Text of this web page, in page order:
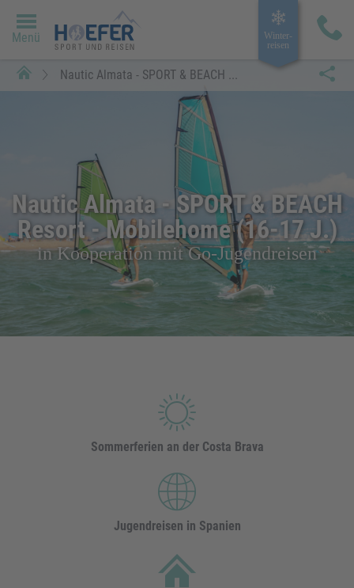
Menü
Winter­
reisen
Nautic Almata - SPORT & BEACH ...
Nautic Almata - SPORT & BEACH
Resort - Mobilehome (16-17 J.)
in Kooperation mit Go-Jugendreisen
Sommerferien an der Costa Brava
Jugendreisen in Spanien